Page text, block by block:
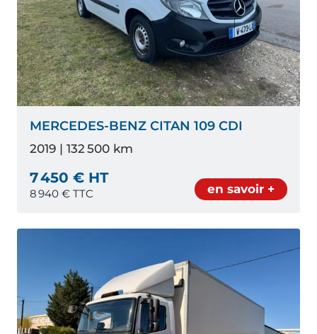
MERCEDES-BENZ CITAN 109 CDI
2019 | 132 500 km
7 450 € HT
8 940 € TTC en savoir +